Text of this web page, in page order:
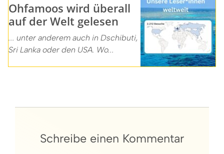
Ohfamoos wird überall
auf der Welt gelesen
... unter anderem auch in Dschibuti,
Sri Lanka oder den USA. Wo...
Schreibe einen Kommentar